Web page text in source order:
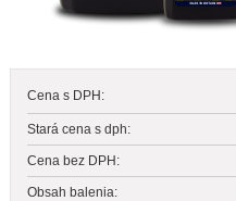
Cena s DPH:
Stará cena s dph:
Cena bez DPH:
Obsah balenia: